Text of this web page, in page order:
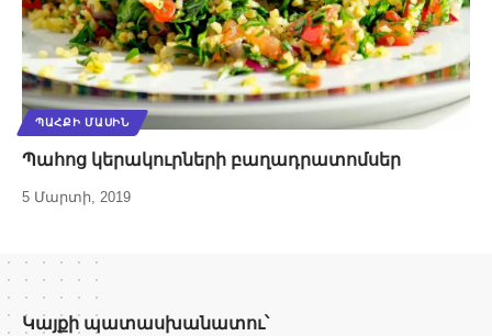
ՊԱՀՔԻ ՄԱՍԻՆ
Պահոց կերակուրների բաղադրատոմսեր
5 Մարտի, 2019
Կայքի պատասխանատու՝